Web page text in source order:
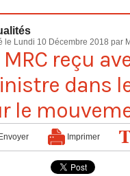
le Lundi 10 Décembre 2018 par
MRC reçu
dans
le
Imprimer